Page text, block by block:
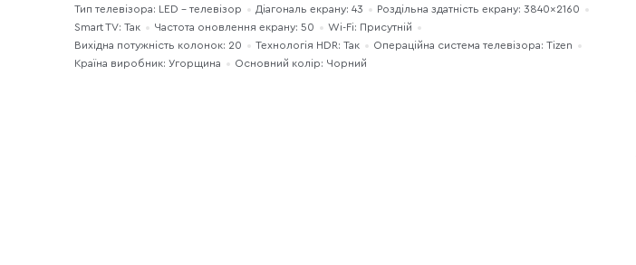
Тип телевізора: LED - телевізор Діагональ екрану: 43
Роздільна здатність екрану: 3840×2160
Smart TV: Так
Частота оновлення екрану: 50
Wi-Fi: Присутній
Вихідна потужність колонок: 20
Технологія HDR: Так
Операційна система телевізора: Tizen
Країна виробник: Угорщина
Основний колір: Чорний